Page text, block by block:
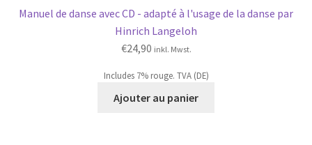
Manuel de danse avec CD - adapté à l'usage de la danse par
Hinrich Langeloh
€24,90 inkl. Mwst.
Includes 7% rouge. TVA (DE)
Ajouter au panier